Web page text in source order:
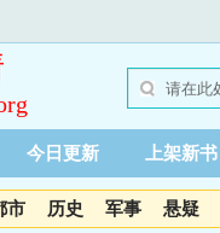
今日更新 上架新书
市 历史 军事 悬疑